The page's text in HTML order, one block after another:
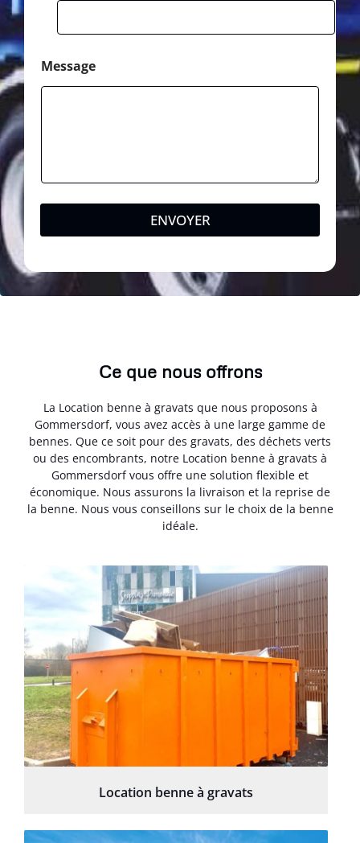
Message
ENVOYER
Ce que nous offrons
La Location benne à gravats que nous proposons à
Gommersdorf, vous avez accès à une large gamme de
bennes. Que ce soit pour des gravats, des déchets verts
ou des encombrants, notre Location benne à gravats à
Gommersdorf vous offre une solution flexible et
économique. Nous assurons la livraison et la reprise de
la benne. Nous vous conseillons sur le choix de la benne
idéale.
Location benne à gravats